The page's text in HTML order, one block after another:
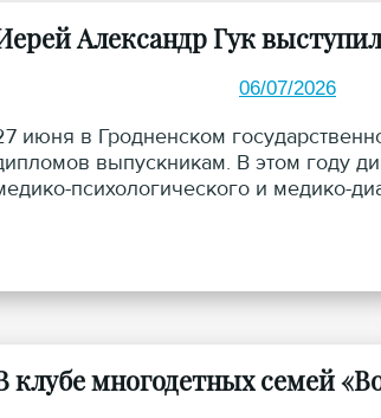
Александр Гук
06/07/2026
июня в Гродненском
выпускникам. В этом году
психологического и медико-
клубе многодетных семей